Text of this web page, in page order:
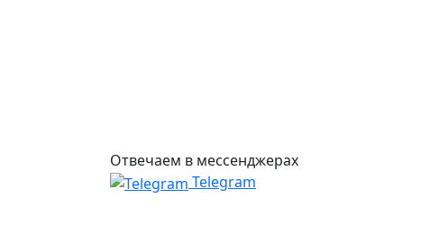
Отвечаем в мессенджерах
Telegram